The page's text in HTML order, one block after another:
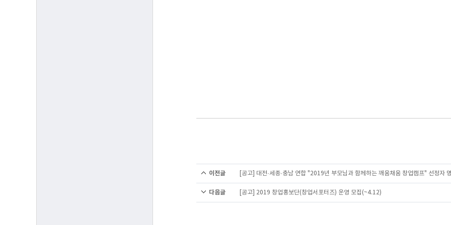
이전글 [공고] 대전·세종·충남 연합 "2019년 부모님과 함께하는 깨움채움 창업캠프" 선정자
다음글 [공고] 2019 창업홍보단(창업서포터즈) 운영 모집(~4.12)